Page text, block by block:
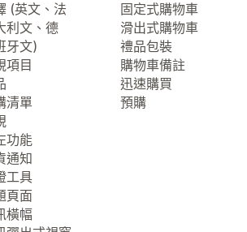
(英文、法
利文、德
牙文)
項目
清單
功能
通知
工具
頁面
橫幅
固定式購物車
滑出式購物車
禮品包裝
購物車備註
迅速購買
預購